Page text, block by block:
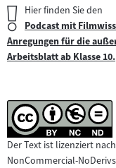
Wichtiger
Hinweis:
Hier finden Sie den
Zum
Inhalt:
Podcast mit
Zum
Inhalt:
Anregungen für die
Zum
Arbeitsblatt ab Klasse 10.
Der Text ist lizenziert
NonCommercial-